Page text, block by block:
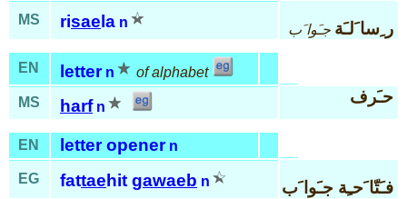
MS
risae la n ر ِسا َلـَة جـَوا َب
EN letter n
of alphabet
MS
harf n
حـَرف
EN letter opener n
EG fattaehit gawaeb n فـَتّا َحـِة جـَوا َب